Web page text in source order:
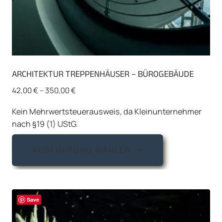
ARCHITEKTUR TREPPENHÄUSER – BÜROGEBÄUDE
42,00€–350,00€
Kein Mehrwertsteuerausweis, da Kleinunternehmer
nach §19 (1) UStG.
AUSFÜHRUNG WÄHLEN
Dieses
weist
Varianten
auf.
Save